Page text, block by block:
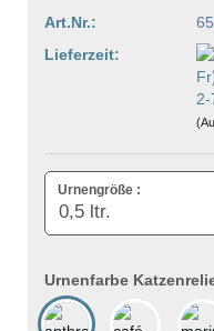
Art.Nr.:
Lieferzeit:
Urnengröße :
Urnenfarbe